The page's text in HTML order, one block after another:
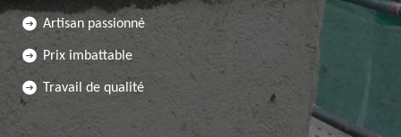
Artisan passionné
Prix imbattable
Travail de qualité